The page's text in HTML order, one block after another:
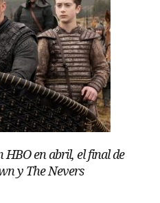
HBO en abril, el final de
y The Nevers